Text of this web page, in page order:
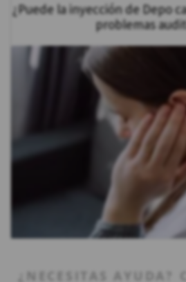
¿Puede la inyección de Depo
problemas
¿NECESITAS AYUDA?